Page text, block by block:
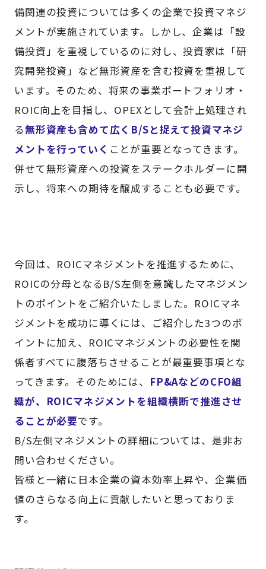
備関連の投資については多くの企業で投資マネジ
メントが実施されています。しかし、企業は「設
備投資」を重視しているのに対し、投資家は「研
究開発投資」など無形資産を含む投資を重視して
います。そのため、将来の事業ポートフォリオ・
ROIC向上を目指し、OPEXとして会計上処理され
る無形資産も含めて広くB/Sと捉えて投資マネジ
メントを行っていく ことが重要となってきます。
併せて無形資産への投資をステークホルダーに開
示し、将来への期待を醸成することも必要です。
今回は、ROICマネジメントを推進するために、
ROICの分母となるB/S左側を意識したマネジメン
トのポイントをご紹介いたしました。ROICマネ
ジメントを成功に導くには、ご紹介した3つのポ
イントに加え、ROICマネジメントの必要性を関
係者すべてに腹落ちさせることが最重要事項とな
ってきます。そのためには、 FP&AなどのCFO組
織が、ROICマネジメントを組織横断で推進させ
ることが必要です。
B/S左側マネジメントの詳細については、是非お
問い合わせください。
皆様と一緒に日本企業の資本効率上昇や、企業価
値のさらなる向上に貢献したいと思っておりま
す。